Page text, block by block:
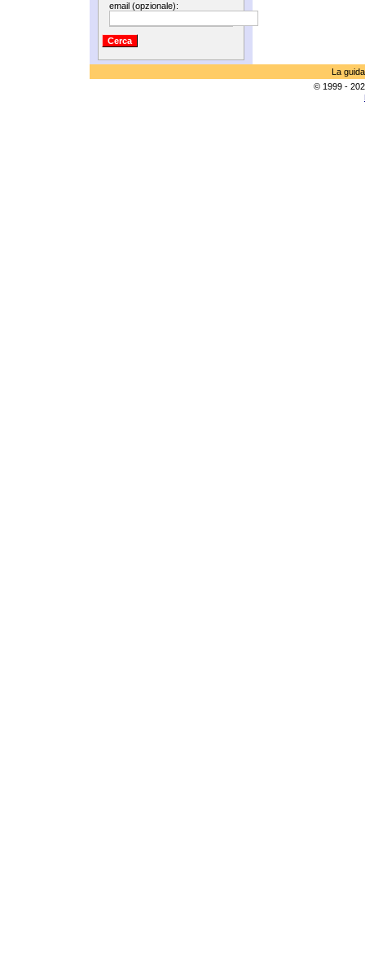
email (opzionale):
La
© 1999 -